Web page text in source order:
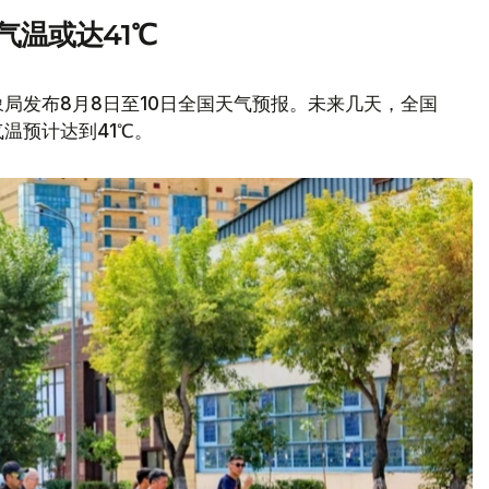
温或达41℃
发布8月8日至10日全国天气预报。未来几天，全国
预计达到41℃。